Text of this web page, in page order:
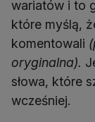
wariatów i to
które myślą,
komentowali
oryginalna).
słowa, które
wcześniej.